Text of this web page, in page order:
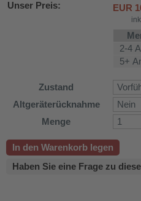
626L
Unser Preis: EUR
2-4
5+
Zustand
Altgeräterücknahme
Menge
In den Warenkorb legen
Haben Sie eine Frage zu